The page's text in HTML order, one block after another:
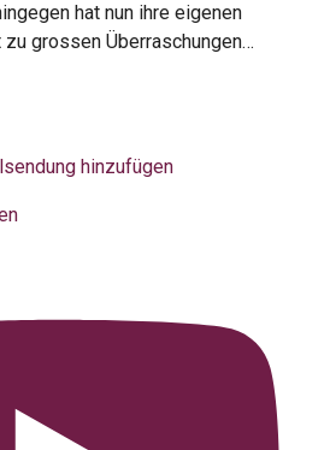
hat nun ihre eigenen
grossen Überraschungen…
hinzufügen